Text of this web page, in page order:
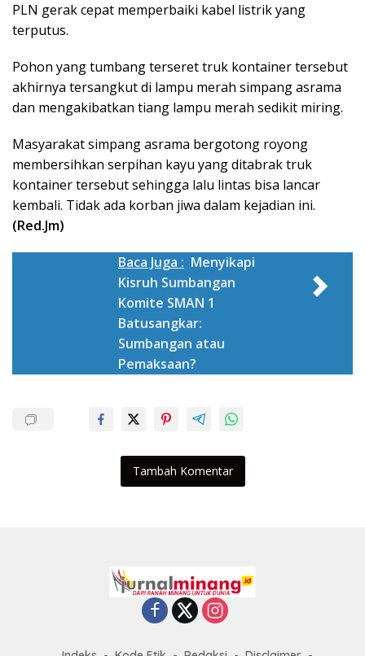
PLN gerak cepat memperbaiki kabel listrik yang
terputus.
Pohon yang tumbang terseret truk kontainer tersebut
akhirnya tersangkut di lampu merah simpang asrama
dan mengakibatkan tiang lampu merah sedikit miring.
Masyarakat simpang asrama bergotong royong
membersihkan serpihan kayu yang ditabrak truk
kontainer tersebut sehingga lalu lintas bisa lancar
kembali. Tidak ada korban jiwa dalam kejadian ini.
(Red.Jm)
Baca Juga : Menyikapi
Kisruh Sumbangan
Komite SMAN 1
Batusangkar:
Sumbangan atau
Pemaksaan?
Tambah Komentar